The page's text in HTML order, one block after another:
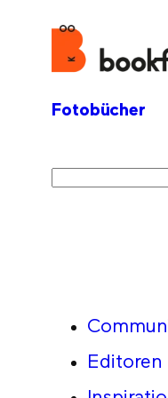
Fotobücher
Editoren